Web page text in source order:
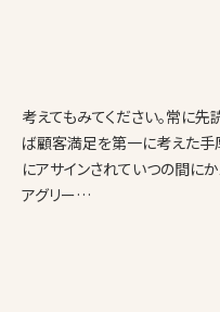
考えてもみてください。常に
ば顧客満足を第一に考えた手
にアサインされていつの間に
アグリー…